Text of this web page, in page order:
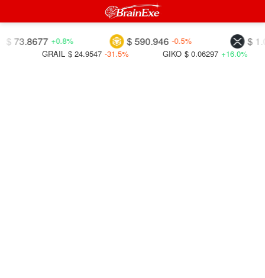
$
$ 590.946 -0.5%
+0.8%
$ 0.06297 +16.0%
$ 24.9547 -31.5%